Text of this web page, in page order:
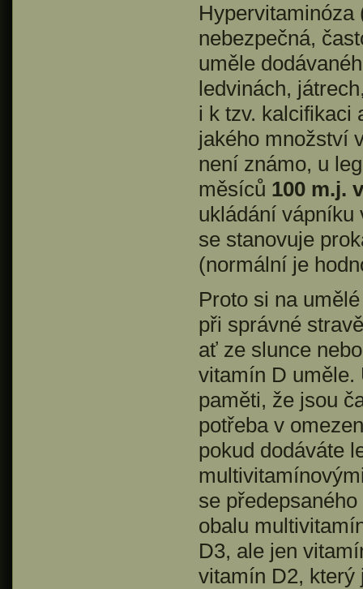
Hypervitaminóza
nebezpečná,
uměle
ledvinách,
i k tzv. kalcifikaci
jakého množství
není známo, u
měsíců 100 m.j.
ukládání vápníku
se stanovuje
(normální je
Proto si na
při správné
ať ze slunce
vitamín D uměle.
paměti, že jsou
potřeba v
pokud dodáváte
se
obalu
D3, ale jen
vitamín D2, který